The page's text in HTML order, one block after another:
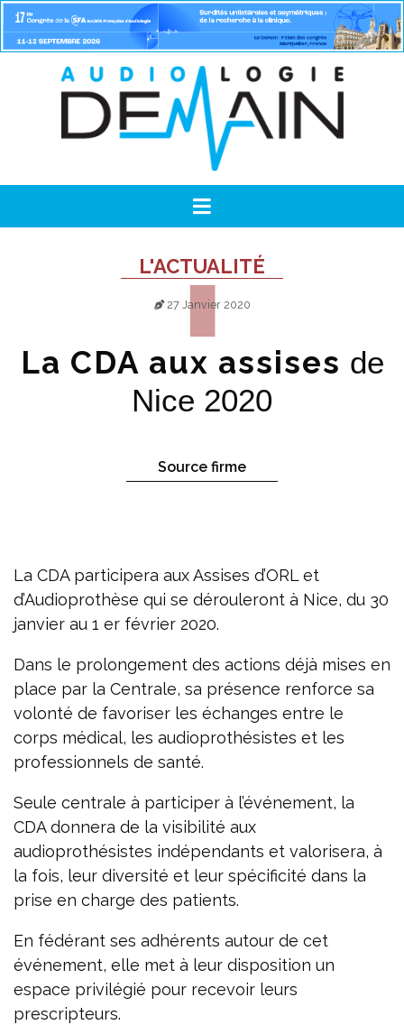
L'ACTUALITÉ
27 Janvier 2020
La CDA aux assises de
Nice 2020
Source firme
La CDA participera aux Assises d’ORL et
d’Audioprothèse qui se dérouleront à Nice, du 30
janvier au 1 er février 2020.
Dans le prolongement des actions déjà mises en
place par la Centrale, sa présence renforce sa
volonté de favoriser les échanges entre le
corps médical, les audioprothésistes et les
professionnels de santé.
Seule centrale à participer à l’événement, la
CDA donnera de la visibilité aux
audioprothésistes indépendants et valorisera, à
la fois, leur diversité et leur spécificité dans la
prise en charge des patients.
En fédérant ses adhérents autour de cet
événement, elle met à leur disposition un
espace privilégié pour recevoir leurs
prescripteurs.